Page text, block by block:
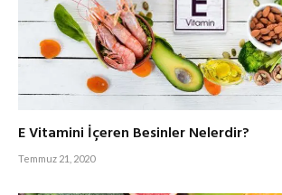
E Vitamini İçeren Besinler Nelerdir?
Temmuz 21, 2020